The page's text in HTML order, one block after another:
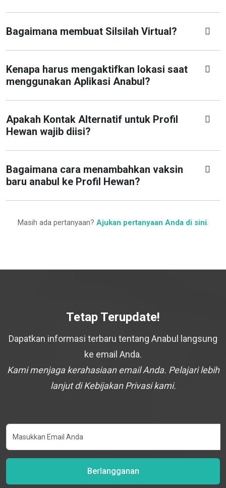
Bagaimana membuat Silsilah Virtual?
Kenapa harus mengaktifkan lokasi saat
menggunakan Aplikasi Anabul?
Apakah Kontak Alternatif untuk Profil
Hewan wajib diisi?
Bagaimana cara menambahkan vaksin
baru anabul ke Profil Hewan?
Masih ada pertanyaan? Ajukan pertanyaan Anda di sini.
Tetap Terupdate!
Dapatkan informasi terbaru tentang Anabul langsung
ke email Anda.
Kami menjaga kerahasiaan email Anda. Pelajari lebih
lanjut di Kebijakan Privasi kami.
Berlangganan